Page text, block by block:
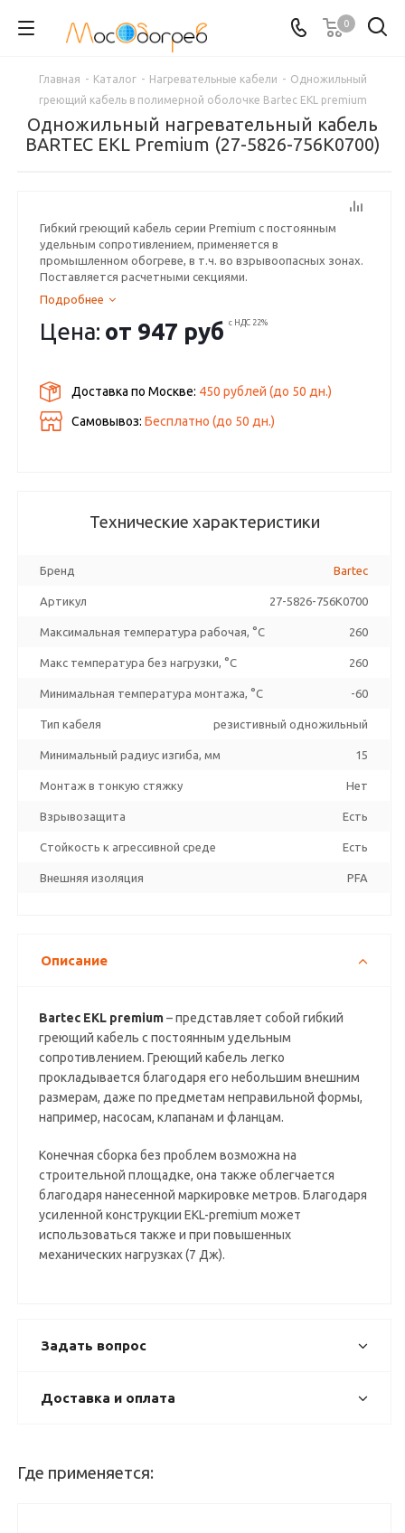
0
Главная - Каталог - Нагревательные кабели - Одножильный
греющий кабель в полимерной оболочке Bartec EKL premium
Одножильный нагревательный кабель
BARTEC EKL Premium (27-5826-756K0700)
Гибкий греющий кабель серии Premium с постоянным
удельным сопротивлением, применяется в
промышленном обогреве, в т.ч. во взрывоопасных зонах.
Поставляется расчетными секциями.
Подробнее
Цена: от 947 руб с НДС 22%
Доставка по Москве: 450 рублей (до 50 дн.)
Самовывоз:Бесплатно (до 50 дн.)
Технические характеристики
Бренд Bartec
Артикул 27-5826-756K0700
Максимальная температура рабочая, °C 260
Макс температура без нагрузки, °C 260
Минимальная температура монтажа, °C -60
Тип кабеля резистивный одножильный
Минимальный радиус изгиба, мм 15
Монтаж в тонкую стяжку Нет
Взрывозащита Есть
Стойкость к агрессивной среде Есть
Внешняя изоляция PFA
Описание
Bartec EKL premium– представляет собой гибкий
греющий кабель с постоянным удельным
сопротивлением. Греющий кабель легко
прокладывается благодаря его небольшим внешним
размерам, даже по предметам неправильной формы,
например, насосам, клапанам и фланцам.
Конечная сборка без проблем возможна на
строительной площадке, она также облегчается
благодаря нанесенной маркировке метров. Благодаря
усиленной конструкции EKL-premium может
использоваться также и при повышенных
механических нагрузках (7 Дж).
Задать вопрос
Доставка и оплата
Где применяется: